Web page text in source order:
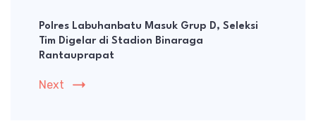
Polres Labuhanbatu Masuk Grup D, Seleksi
Tim Digelar di Stadion Binaraga
Rantauprapat
Next